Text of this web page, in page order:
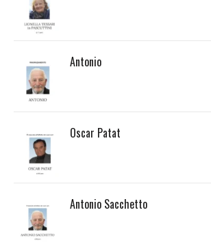
Antonio
Oscar Patat
Antonio Sacchetto